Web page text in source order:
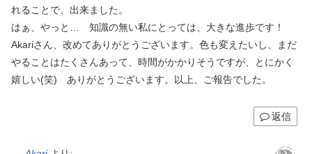
れることで、出来ました。
はぁ、やっと… 知識の無い私にとっては、大きな進歩です！
Akariさん、改めてありがとうございます。色も変えたいし、まだ
やることはたくさんあって、時間がかかりそうですが、とにかく
嬉しい(笑) ありがとうございます。以上、ご報告でした。
返信